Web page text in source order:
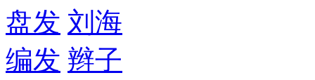
盘发 刘海
编发 辫子